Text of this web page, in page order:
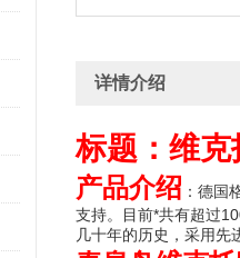
详情介绍
标题：维
产品介绍 ：德国
支持。目前*共有超过
几十年的历史，采用